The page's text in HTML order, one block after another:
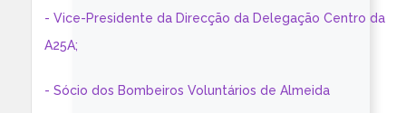
- Vice-Presidente da Direcção da Delegação Centro da
A25A;
- Sócio dos Bombeiros Voluntários de Almeida